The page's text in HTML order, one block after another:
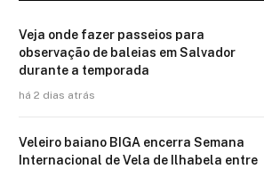
Veja onde fazer passeios para
observação de baleias em Salvador
durante a temporada
há 2 dias atrás
Veleiro baiano BIGA encerra Semana
Internacional de Vela de Ilhabela entre